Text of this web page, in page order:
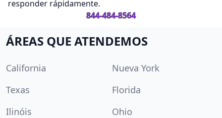
responder rápidamente.
844-484-8564
ÁREAS QUE ATENDEMOS
California
Nueva York
Texas
Florida
Ilinóis
Ohio